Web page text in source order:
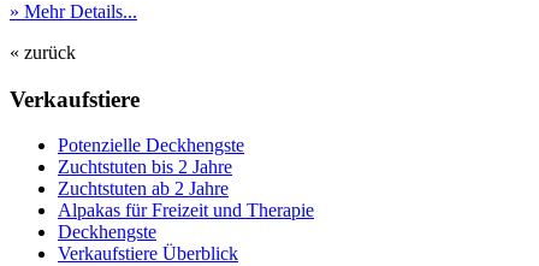
» Mehr Details...
« zurück
Verkaufstiere
Po­ten­zi­elle Deckhengste
Zuchtstuten bis 2 Jahre
Zuchtstuten ab 2 Jahre
Alpakas für Freizeit und Therapie
Deckhengste
Verkaufstiere Überblick